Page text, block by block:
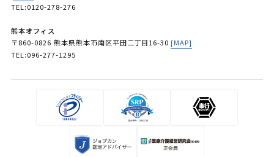
TEL:0120-278-276
熊本オフィス
〒860-0826 熊本県熊本市南区平田二丁目16-30 [MAP]
TEL:096-277-1295